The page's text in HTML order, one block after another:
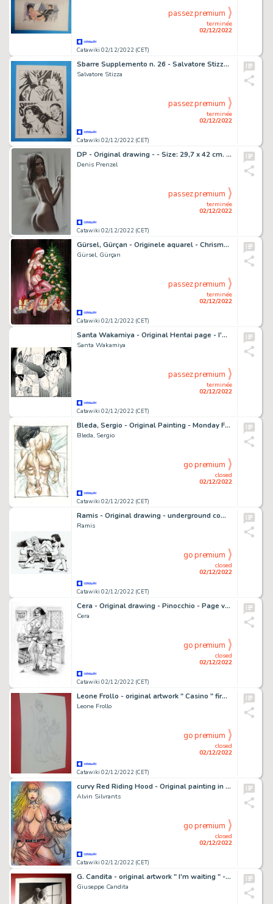
Catawiki 02/12/2022 (CET)
terminée
02/12/2022
passez premium
Sbarre Supplemento n. 26 - Salvatore Stizza - 38x Tavola Originale Vintage "Galera a domicilio" - Page volante - Exemplaire unique - (1986)
Salvatore Stizza
Catawiki 02/12/2022 (CET)
terminée
02/12/2022
passez premium
DP - Original drawing - - Size: 29,7 x 42 cm. - (2022)
Denis Prenzel
Catawiki 02/12/2022 (CET)
terminée
02/12/2022
passez premium
Gürsel, Gürçan - Originele aquarel - Chrismas Pin-up - (2021)
Gürsel, Gürçan
Catawiki 02/12/2022 (CET)
terminée
02/12/2022
passez premium
Santa Wakamiya - Original Hentai page - I'm a nasty woman in a Parallel World - (2016)
Santa Wakamiya
Catawiki 02/12/2022 (CET)
terminée
02/12/2022
passez premium
Bleda, Sergio - Original Painting - Monday For Two - Hand Signed - Original Artwork - (2022)
Bleda, Sergio
Catawiki 02/12/2022 (CET)
closed
02/12/2022
go premium
Ramis - Original drawing - underground comic - One for all - EO
Ramis
Catawiki 02/12/2022 (CET)
closed
02/12/2022
go premium
Cera - Original drawing - Pinocchio - Page volante
Cera
Catawiki 02/12/2022 (CET)
closed
02/12/2022
go premium
Leone Frollo - original artwork " Casino " firmata - Page volante - Exemplaire unique
Leone Frollo
Catawiki 02/12/2022 (CET)
closed
02/12/2022
go premium
curvy Red Riding Hood - Original painting in colour by Alvin Silvrants
Alvin Silvrants
Catawiki 02/12/2022 (CET)
closed
02/12/2022
go premium
G. Candita - original artwork " I'm waiting " - Page volante - Exemplaire unique (2021)
Giuseppe Candita